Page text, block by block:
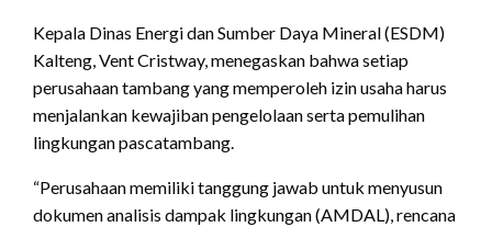
Kepala Dinas Energi dan Sumber Daya Mineral (ESDM)
Kalteng, Vent Cristway, menegaskan bahwa setiap
perusahaan tambang yang memperoleh izin usaha harus
menjalankan kewajiban pengelolaan serta pemulihan
lingkungan pascatambang.
“Perusahaan memiliki tanggung jawab untuk menyusun
dokumen analisis dampak lingkungan (AMDAL), rencana